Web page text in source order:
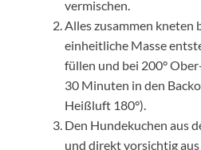
vermischen.
Alles zusammen kneten
einheitliche Masse
füllen und bei 200°
30 Minuten in den
Heißluft 180°).
Den Hundekuchen aus
und direkt vorsichtig